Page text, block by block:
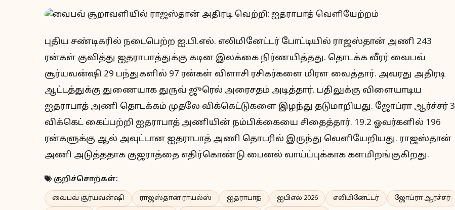
புதிய சண்டிகரில் நடைபெற்ற ஐ.பி.எல். எலிமினேட்டர் போட்டியில் ராஜஸ்தான் அணி 243
ரன்கள் குவித்து ஐதராபாத்துக்கு கடின இலக்கை நிர்ணயித்தது. தொடக்க வீரர் வைபவ்
சூர்யவன்ஷி 29 பந்துகளில் 97 ரன்கள் விளாசி ரசிகர்களை மிரள வைத்தார். அவரது அதிரடி
ஆட்டத்துக்கு துணையாக துருவ் ஜுரெல் அரைசதம் அடித்தார். பதிலுக்கு விளையாடிய
ஐதராபாத் அணி தொடக்கம் முதலே விக்கெட்டுகளை இழந்து தடுமாறியது. ஜோப்ரா ஆர்ச்சர் 3
விக்கெட் கைப்பற்றி ஐதராபாத் அணியின் நம்பிக்கையை சிதைத்தார். 19.2 ஓவர்களில் 196
ரன்களுக்கு ஆல் அவுட்டான ஐதராபாத் அணி தொடரில் இருந்து வெளியேறியது. ராஜஸ்தான்
அணி அடுத்ததாக குஜராத்தை எதிர்கொண்டு பைனல் வாய்ப்புக்காக களமிறங்குகிறது.
குறிச்சொற்கள்:
வைபவ் சூர்யவன்ஷி ராஜஸ்தான் ராயல்ஸ் ஐதராபாத் ஐபிஎல் 2026 எலிமினேட்டர்
ஜோப்ரா ஆர்ச்சர்